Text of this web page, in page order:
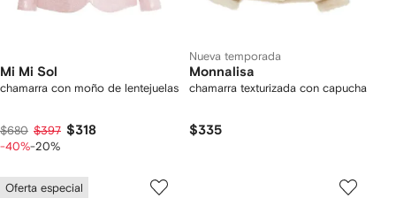
Mi Mi Sol
chamarra con moño de lentejuelas
$680 $397 $318
-40%-20%
Nueva temporada
Monnalisa
chamarra texturizada con capucha
$335
Oferta especial